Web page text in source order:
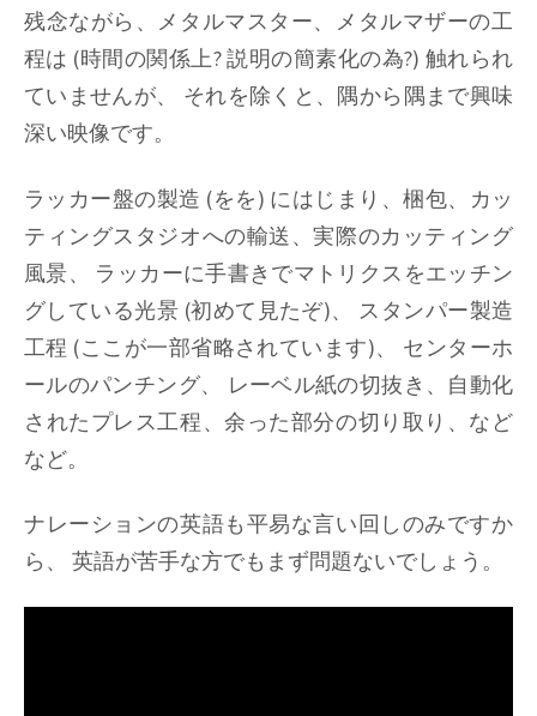
残念ながら、メタルマスター、メタルマザーの工
程は (時間の関係上? 説明の簡素化の為?) 触れられ
ていませんが、 それを除くと、隅から隅まで興味
深い映像です。
ラッカー盤の製造 (をを) にはじまり、梱包、カッ
ティングスタジオへの輸送、実際のカッティング
風景、 ラッカーに手書きでマトリクスをエッチン
グしている光景 (初めて見たぞ)、 スタンパー製造
工程 (ここが一部省略されています)、 センターホ
ールのパンチング、 レーベル紙の切抜き、自動化
されたプレス工程、余った部分の切り取り、など
など。
ナレーションの英語も平易な言い回しのみですか
ら、 英語が苦手な方でもまず問題ないでしょう。